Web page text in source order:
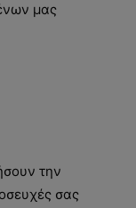
μας
την
σας